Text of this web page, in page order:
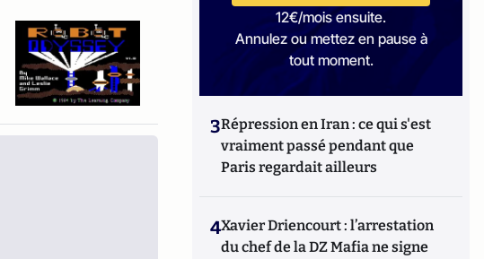
12€/mois ensuite.
Annulez ou mettez en pause à
tout moment.
3Répression en Iran : ce qui s'est
vraiment passé pendant que
Paris regardait ailleurs
4Xavier Driencourt : l’arrestation
du chef de la DZ Mafia ne signe